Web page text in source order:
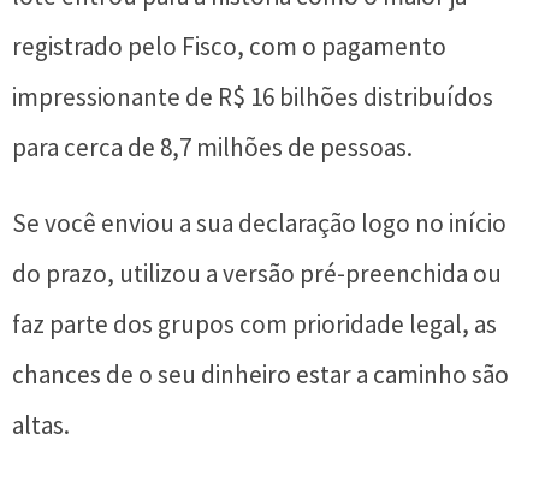
registrado pelo Fisco, com o pagamento
impressionante de R$ 16 bilhões distribuídos
para cerca de 8,7 milhões de pessoas.
Se você enviou a sua declaração logo no início
do prazo, utilizou a versão pré-preenchida ou
faz parte dos grupos com prioridade legal, as
chances de o seu dinheiro estar a caminho são
altas.